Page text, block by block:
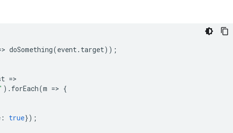
> doSomething(event. target));
=>
). forEach(m => {
: true});